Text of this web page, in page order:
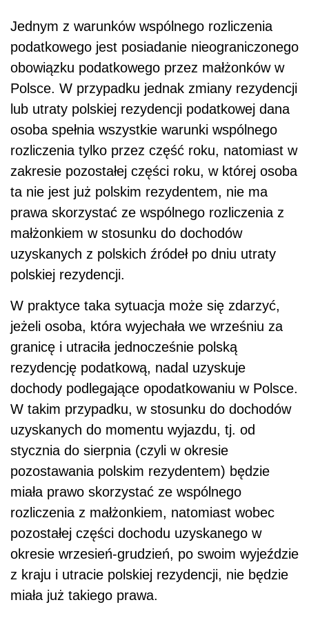
Jednym z warunków wspólnego rozliczenia
podatkowego jest posiadanie nieograniczonego
obowiązku podatkowego przez małżonków w
Polsce. W przypadku jednak zmiany rezydencji
lub utraty polskiej rezydencji podatkowej dana
osoba spełnia wszystkie warunki wspólnego
rozliczenia tylko przez część roku, natomiast w
zakresie pozostałej części roku, w której osoba
ta nie jest już polskim rezydentem, nie ma
prawa skorzystać ze wspólnego rozliczenia z
małżonkiem w stosunku do dochodów
uzyskanych z polskich źródeł po dniu utraty
polskiej rezydencji.
W praktyce taka sytuacja może się zdarzyć,
jeżeli osoba, która wyjechała we wrześniu za
granicę i utraciła jednocześnie polską
rezydencję podatkową, nadal uzyskuje
dochody podlegające opodatkowaniu w Polsce.
W takim przypadku, w stosunku do dochodów
uzyskanych do momentu wyjazdu, tj. od
stycznia do sierpnia (czyli w okresie
pozostawania polskim rezydentem) będzie
miała prawo skorzystać ze wspólnego
rozliczenia z małżonkiem, natomiast wobec
pozostałej części dochodu uzyskanego w
okresie wrzesień-grudzień, po swoim wyjeździe
z kraju i utracie polskiej rezydencji, nie będzie
miała już takiego prawa.